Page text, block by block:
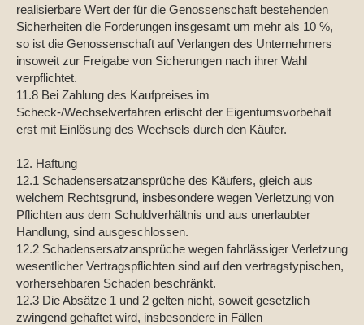
realisierbare Wert der für die Genossenschaft bestehenden
Sicherheiten die Forderungen insgesamt um mehr als 10 %,
so ist die Genossenschaft auf Verlangen des Unternehmers
insoweit zur Freigabe von Sicherungen nach ihrer Wahl
verpflichtet.
11.8 Bei Zahlung des Kaufpreises im
Scheck-/Wechselverfahren erlischt der Eigentumsvorbehalt
erst mit Einlösung des Wechsels durch den Käufer.
12. Haftung
12.1 Schadensersatzansprüche des Käufers, gleich aus
welchem Rechtsgrund, insbesondere wegen Verletzung von
Pflichten aus dem Schuldverhältnis und aus unerlaubter
Handlung, sind ausgeschlossen.
12.2 Schadensersatzansprüche wegen fahrlässiger Verletzung
wesentlicher Vertragspflichten sind auf den vertragstypischen,
vorhersehbaren Schaden beschränkt.
12.3 Die Absätze 1 und 2 gelten nicht, soweit gesetzlich
zwingend gehaftet wird, insbesondere in Fällen